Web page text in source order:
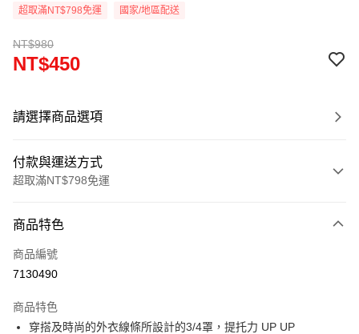
超取滿NT$798免運 國家/地區配送
NT$980
NT$450
請選擇商品選項
付款與運送方式
超取滿NT$798免運
信用卡一次付款
超商取貨付款
Apple Pay
商品特色
商品編號
7130490
商品特色
穿搭及時尚的外衣線條所設計的3/4罩，提托力 UP UP